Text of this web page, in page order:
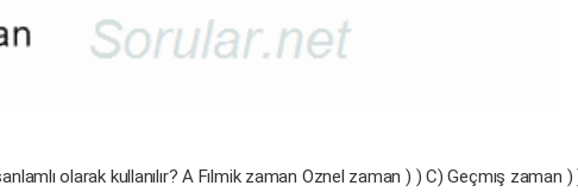
olarak kullanılır? A Fılmik zaman Oznel zaman ) ) C) Geçmış zaman